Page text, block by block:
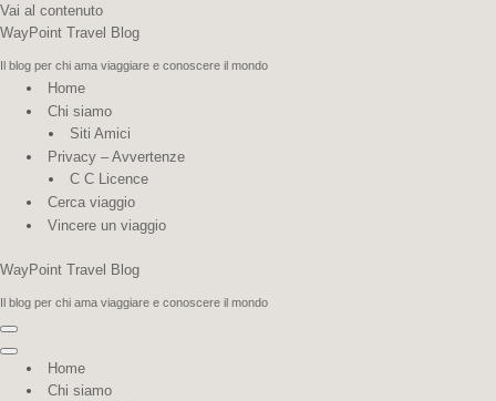
Vai al contenuto
WayPoint Travel Blog
Il blog per chi ama viaggiare e conoscere il mondo
Home
Chi siamo
Siti Amici
Privacy – Avvertenze
C C Licence
Cerca viaggio
Vincere un viaggio
WayPoint Travel Blog
Il blog per chi ama viaggiare e conoscere il mondo
Menu
di
navigazione
Menu
navigazione
Home
Chi siamo